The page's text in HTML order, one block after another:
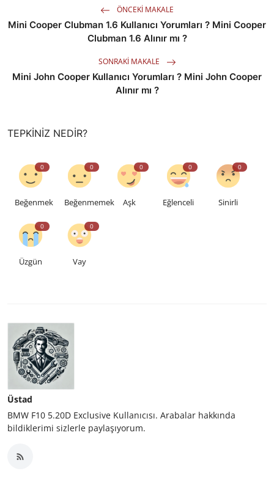
ÖNCEKI MAKALE
Mini Cooper Clubman 1.6 Kullanıcı Yorumları ? Mini Cooper
Clubman 1.6 Alınır mı ?
SONRAKI MAKALE
Mini John Cooper Kullanıcı Yorumları ? Mini John Cooper
Alınır mı ?
TEPKINIZ NEDIR?
0
Beğenmek
0
Beğenmemek
0
Aşk
0
Eğlenceli
0
Sinirli
0
Üzgün
0
Vay
Üstad
BMW F10 5.20D Exclusive Kullanıcısı. Arabalar hakkında
bildiklerimi sizlerle paylaşıyorum.